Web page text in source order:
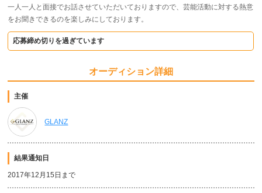
一人一人と面接でお話させていただいておりますので、芸能活動に対する熱意
をお聞きできるのを楽しみにしております。
応募締め切りを過ぎています
オーディション詳細
主催
GLANZ
結果通知日
2017年12月15日まで